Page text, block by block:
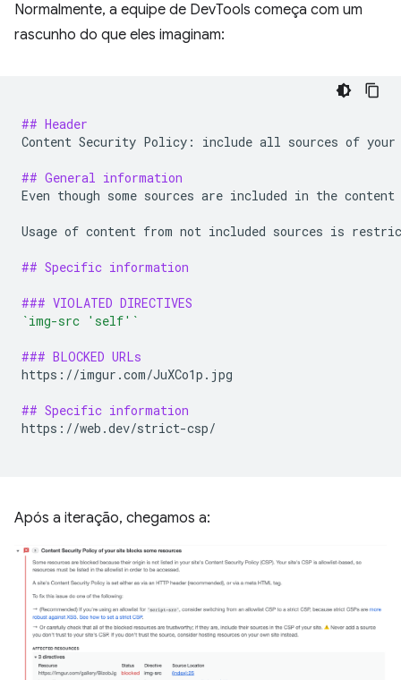
Normalmente, a equipe de DevTools começa com um
rascunho do que eles imaginam:
## Header
Content Security Policy: include all sources of
## General information
Even though some sources are included in the
Usage of content from not included sources is
## Specific information
### VIOLATED DIRECTIVES
`img-src 'self'`
### BLOCKED URLs
https://imgur.com/JuXCo1p.jpg
## Specific information
https://web.dev/strict-csp/
Após a iteração, chegamos a: